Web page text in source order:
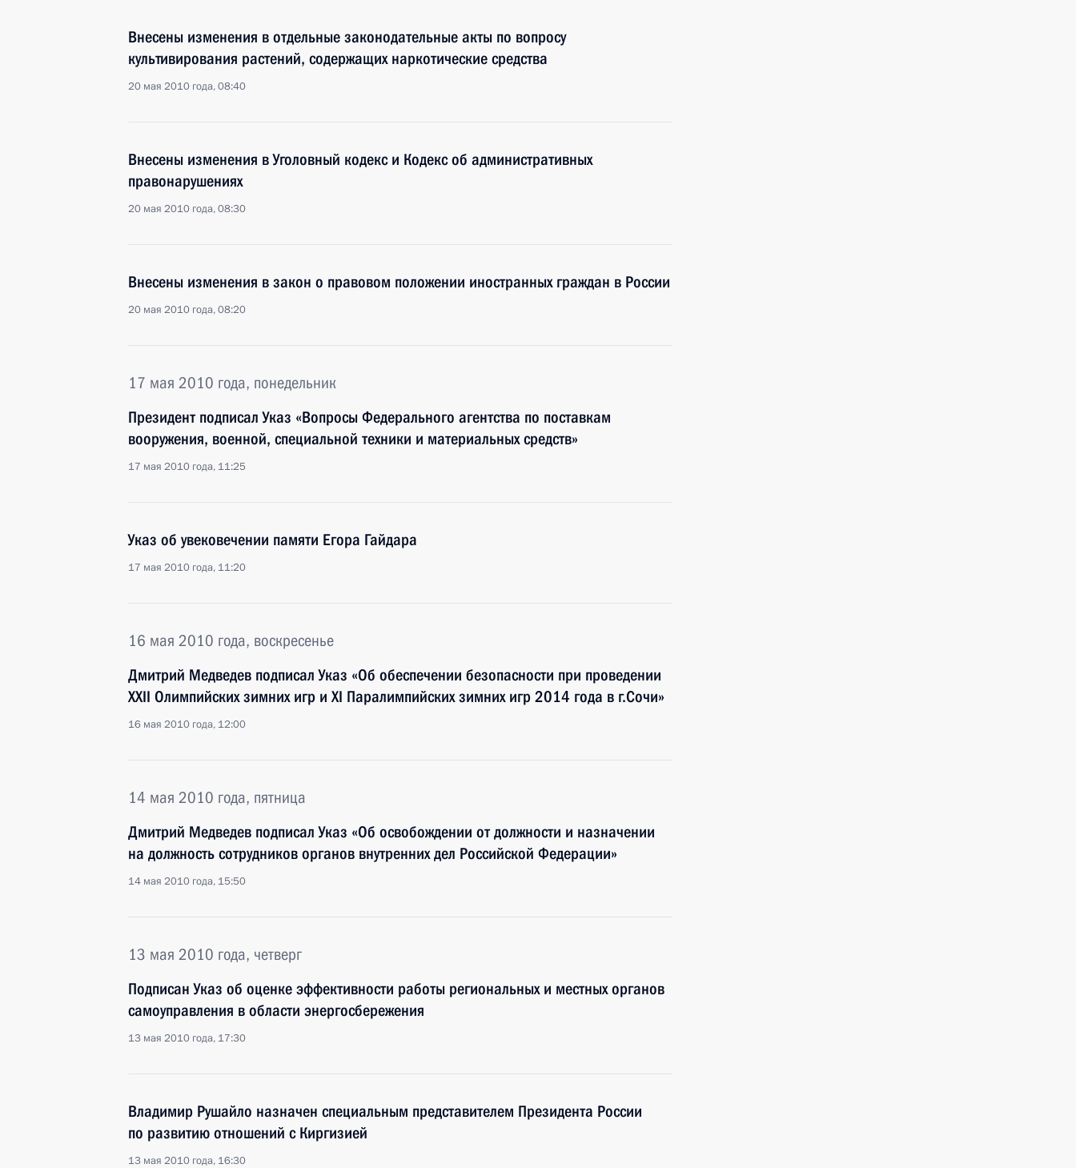
Внесены изменения в отдельные законодательные акты по вопросу
культивирования растений, содержащих наркотические средства
20 мая 2010 года, 08:40
Внесены изменения в Уголовный кодекс и Кодекс об административных
правонарушениях
20 мая 2010 года, 08:30
Внесены изменения в закон о правовом положении иностранных граждан в России
20 мая 2010 года, 08:20
17 мая 2010 года, понедельник
Президент подписал Указ «Вопросы Федерального агентства по поставкам
вооружения, военной, специальной техники и материальных средств»
17 мая 2010 года, 11:25
Указ об увековечении памяти Егора Гайдара
17 мая 2010 года, 11:20
16 мая 2010 года, воскресенье
Дмитрий Медведев подписал Указ «Об обеспечении безопасности при проведении
XXII Олимпийских зимних игр и XI Паралимпийских зимних игр 2014 года в г.Сочи»
16 мая 2010 года, 12:00
14 мая 2010 года, пятница
Дмитрий Медведев подписал Указ «Об освобождении от должности и назначении
на должность сотрудников органов внутренних дел Российской Федерации»
14 мая 2010 года, 15:50
13 мая 2010 года, четверг
Подписан Указ об оценке эффективности работы региональных и местных органов
самоуправления в области энергосбережения
13 мая 2010 года, 17:30
Владимир Рушайло назначен специальным представителем Президента России
по развитию отношений с Киргизией
13 мая 2010 года, 16:30